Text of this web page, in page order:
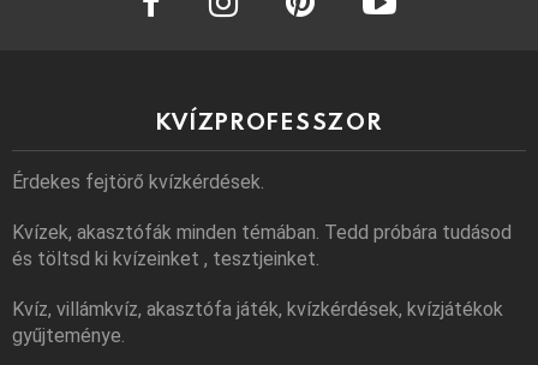
KVÍZPROFESSZOR
Érdekes fejtörő kvízkérdések.
Kvízek, akasztófák minden témában. Tedd próbára tudásod
és töltsd ki kvízeinket , tesztjeinket.
Kvíz, villámkvíz, akasztófa játék, kvízkérdések, kvízjátékok
gyűjteménye.